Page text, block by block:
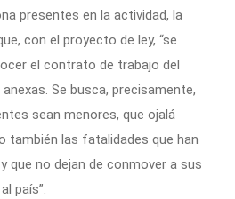
presentes en la actividad, la
con el proyecto de ley, “se
el contrato de trabajo del
Se busca, precisamente,
sean menores, que ojalá
también las fatalidades que han
que no dejan de conmover a sus
país”.